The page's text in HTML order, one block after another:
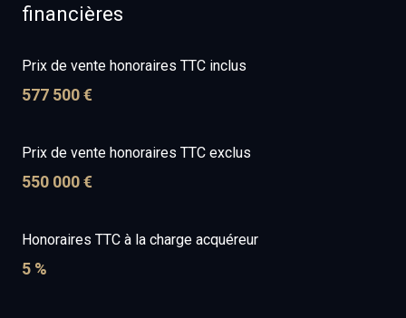
financières
Prix de vente honoraires TTC inclus
577 500 €
Prix de vente honoraires TTC exclus
550 000 €
Honoraires TTC à la charge acquéreur
5 %